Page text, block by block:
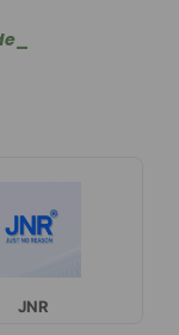
e
JNR